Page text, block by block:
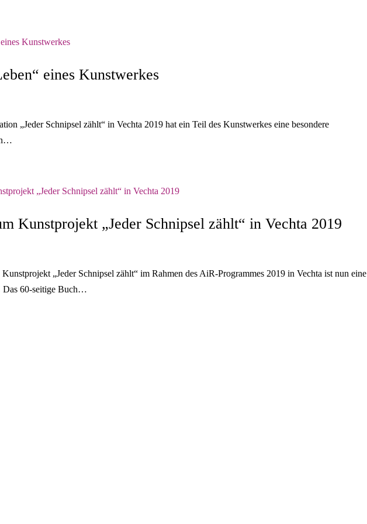
eines Kunstwerkes
„Jeder Schnipsel zählt“ in Vechta 2019 hat ein Teil des Kunstwerkes eine besondere
Kunstprojekt „Jeder Schnipsel zählt“ in Vechta 2019
„Jeder Schnipsel zählt“ im Rahmen des AiR-Programmes 2019 in Vechta ist nun eine
Das 60-seitige Buch…